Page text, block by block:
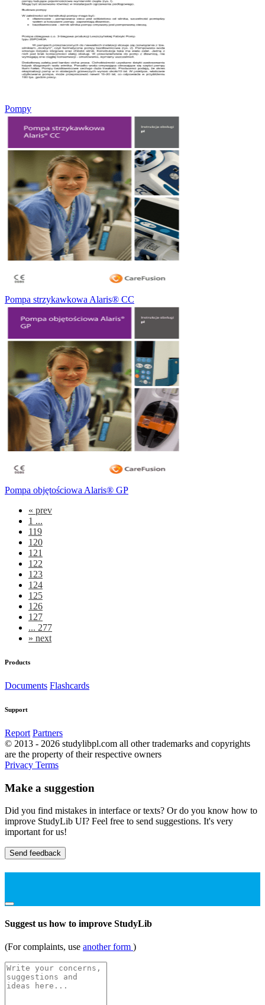
Pompy
Pompa strzykawkowa Alaris® CC
Pompa objętościowa Alaris® GP
« prev
1 ...
119
120
121
122
123
124
125
126
127
... 277
» next
Products
Documents Flashcards
Support
Report Partners
© 2013 - 2026 studylibpl.com all other trademarks and copyrights
are the property of their respective owners
Privacy Terms
Make a suggestion
Did you find mistakes in interface or texts? Or do you know how to
improve StudyLib UI? Feel free to send suggestions. It's very
important for us!
Send feedback
Suggest us how to improve StudyLib
(For complaints, use another form )